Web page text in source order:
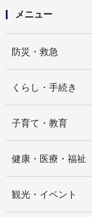
メニュー
防災・救急
くらし・手続き
子育て・教育
健康・医療・福祉
観光・イベント